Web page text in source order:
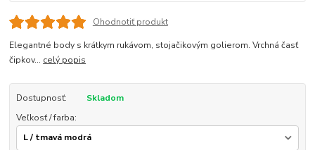
Ohodnotiť produkt
Elegantné body s krátkym rukávom, stojačikovým golierom. Vrchná časť
čipkov... celý popis
Dostupnosť:
Skladom
Veľkosť / farba: